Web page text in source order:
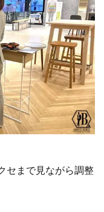
セまで見ながら調整